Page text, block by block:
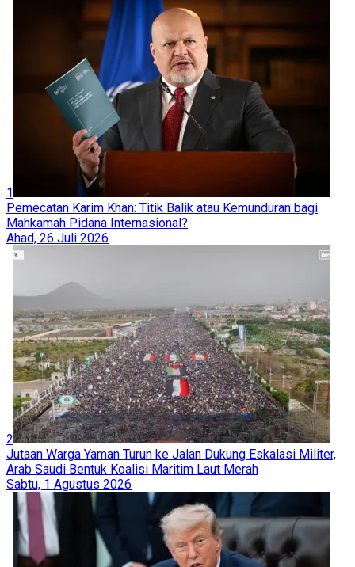
1
Pemecatan Karim Khan: Titik Balik atau Kemunduran bagi
Mahkamah Pidana Internasional?
Ahad, 26 Juli 2026
2
Jutaan Warga Yaman Turun ke Jalan Dukung Eskalasi Militer,
Arab Saudi Bentuk Koalisi Maritim Laut Merah
Sabtu, 1 Agustus 2026